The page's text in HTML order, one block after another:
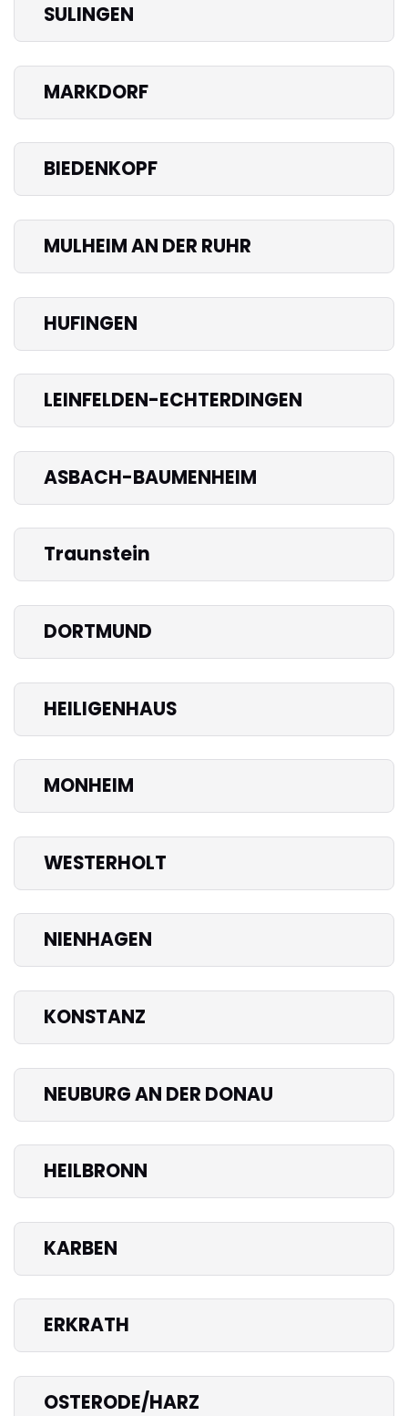
SULINGEN
MARKDORF
BIEDENKOPF
MULHEIM AN DER RUHR
HUFINGEN
LEINFELDEN-ECHTERDINGEN
ASBACH-BAUMENHEIM
Traunstein
DORTMUND
HEILIGENHAUS
MONHEIM
WESTERHOLT
NIENHAGEN
KONSTANZ
NEUBURG AN DER DONAU
HEILBRONN
KARBEN
ERKRATH
OSTERODE/HARZ